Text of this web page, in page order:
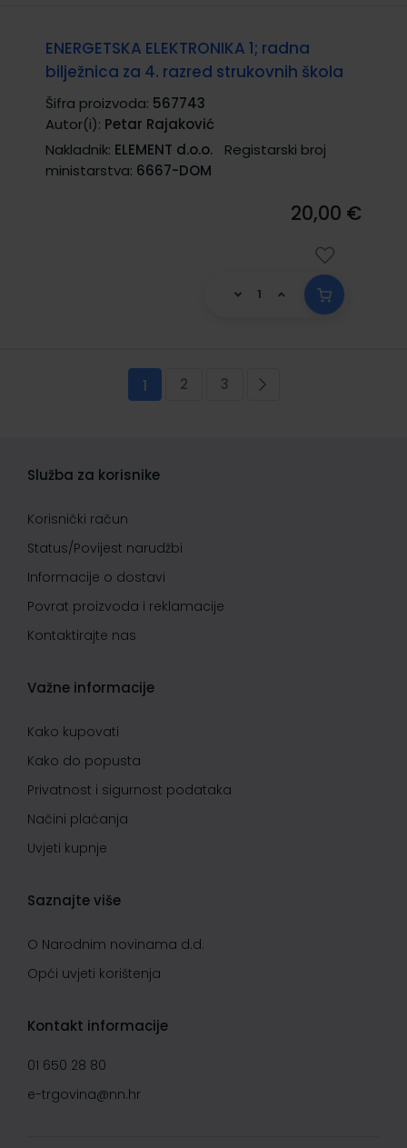
ENERGETSKA ELEKTRONIKA 1; radna
bilježnica za 4. razred strukovnih škola
Šifra proizvoda: 567743
Autor(i): Petar Rajaković
Nakladnik: ELEMENT d.o.o.
Registarski broj
ministarstva: 6667-DOM
20,00 €
Stranica
Trenutno pregledavate stranicu
1 Stranica
2 Stranica
3
Služba za korisnike
Korisnički račun
Status/Povijest narudžbi
Informacije o dostavi
Povrat proizvoda i reklamacije
Kontaktirajte nas
Važne informacije
Kako kupovati
Kako do popusta
Privatnost i sigurnost podataka
Načini plaćanja
Uvjeti kupnje
Saznajte više
O Narodnim novinama d.d.
Opći uvjeti korištenja
Kontakt informacije
01 650 28 80
e-trgovina@nn.hr